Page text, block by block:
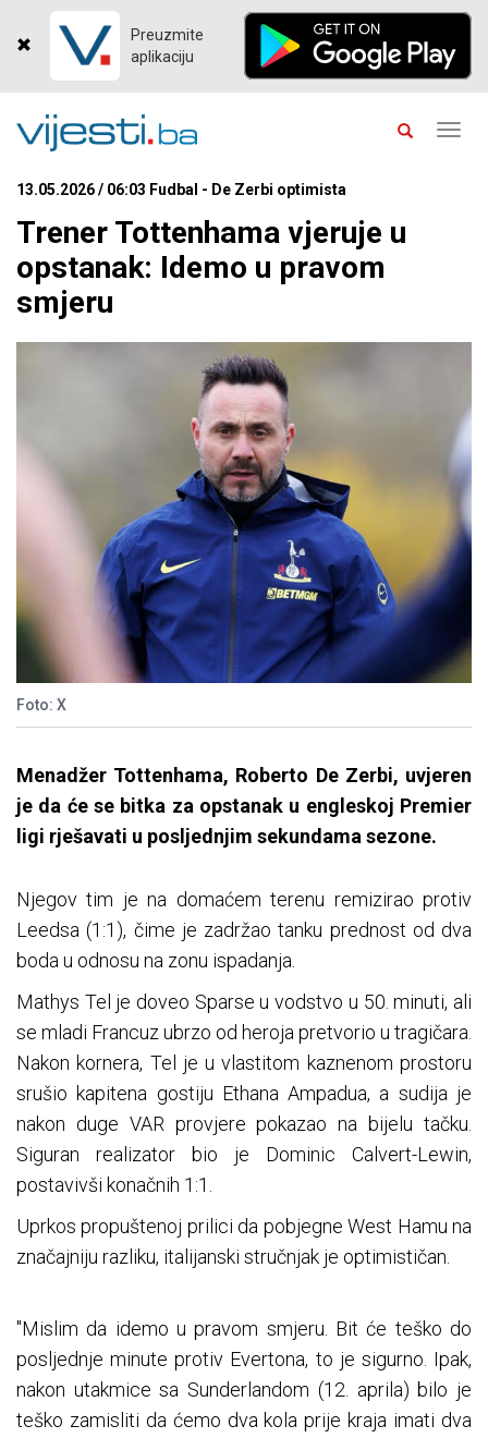
Preuzmite
aplikaciju
13.05.2026 / 06:03 Fudbal - De Zerbi optimista
Trener Tottenhama vjeruje u
opstanak: Idemo u pravom
smjeru
Foto: X
Menadžer Tottenhama, Roberto De Zerbi, uvjeren
je da će se bitka za opstanak u engleskoj Premier
ligi rješavati u posljednjim sekundama sezone.
Njegov tim je na domaćem terenu remizirao protiv
Leedsa (1:1), čime je zadržao tanku prednost od dva
boda u odnosu na zonu ispadanja.
Mathys Tel je doveo Sparse u vodstvo u 50. minuti, ali
se mladi Francuz ubrzo od heroja pretvorio u tragičara.
Nakon kornera, Tel je u vlastitom kaznenom prostoru
srušio kapitena gostiju Ethana Ampadua, a sudija je
nakon duge VAR provjere pokazao na bijelu tačku.
Siguran realizator bio je Dominic Calvert-Lewin,
postavivši konačnih 1:1.
Uprkos propuštenoj prilici da pobjegne West Hamu na
značajniju razliku, italijanski stručnjak je optimističan.
"Mislim da idemo u pravom smjeru. Bit će teško do
posljednje minute protiv Evertona, to je sigurno. Ipak,
nakon utakmice sa Sunderlandom (12. aprila) bilo je
teško zamisliti da ćemo dva kola prije kraja imati dva